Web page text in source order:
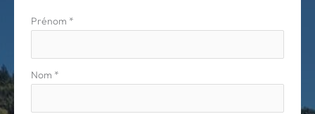
Formulaire
avec
téléphone
Prénom *
Nom *